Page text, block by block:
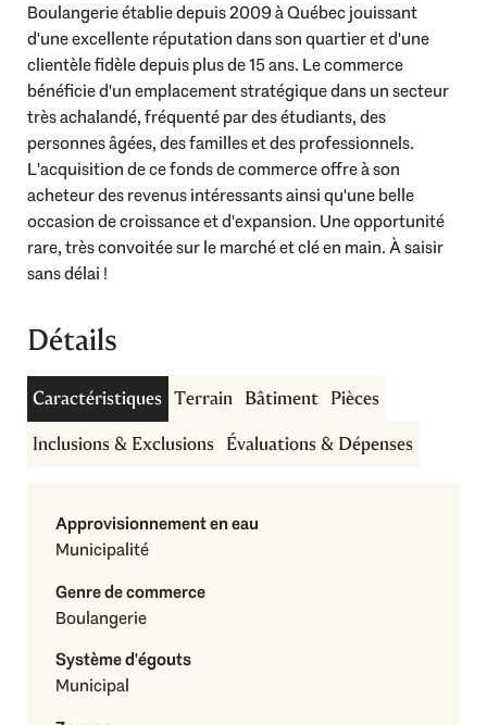
Boulangerie établie depuis 2009 à Québec jouissant
d'une excellente réputation dans son quartier et d'une
clientèle fidèle depuis plus de 15 ans. Le commerce
bénéficie d'un emplacement stratégique dans un secteur
très achalandé, fréquenté par des étudiants, des
personnes âgées, des familles et des professionnels.
L'acquisition de ce fonds de commerce offre à son
acheteur des revenus intéressants ainsi qu'une belle
occasion de croissance et d'expansion. Une opportunité
rare, très convoitée sur le marché et clé en main. À saisir
sans délai !
Détails
Caractéristiques Terrain Bâtiment Pièces
Inclusions & Exclusions Évaluations & Dépenses
Approvisionnement en eau
Municipalité
Genre de commerce
Boulangerie
Système d'égouts
Municipal